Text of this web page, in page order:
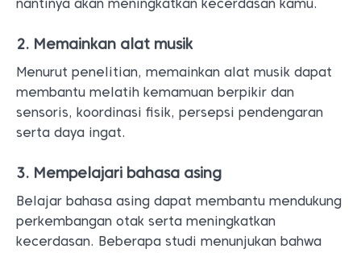
nantinya akan meningkatkan kecerdasan kamu.
2. Memainkan alat musik
Menurut penelitian, memainkan alat musik dapat
membantu melatih kemamuan berpikir dan
sensoris, koordinasi fisik, persepsi pendengaran
serta daya ingat.
3. Mempelajari bahasa asing
Belajar bahasa asing dapat membantu mendukung
perkembangan otak serta meningkatkan
kecerdasan. Beberapa studi menunjukan bahwa